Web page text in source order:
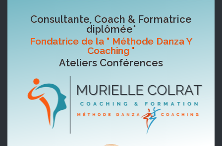
Consultante, Coach & Formatrice
diplômée*
Fondatrice de la " Méthode Danza Y
Coaching "
Ateliers Conférences